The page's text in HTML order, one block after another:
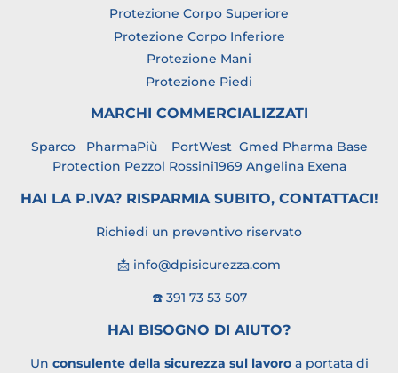
Protezione Corpo Superiore
Protezione Corpo Inferiore
Protezione Mani
Protezione Piedi
MARCHI COMMERCIALIZZATI
SparcoPharmaPiù PortWestGmed Pharma Base
Protection Pezzol Rossini1969 Angelina Exena
HAI LA P.IVA? RISPARMIA SUBITO, CONTATTACI!
Richiedi un preventivo riservato
📩 info@dpisicurezza.com
☎️ 391 73 53 507
HAI BISOGNO DI AIUTO?
Un consulente della sicurezza sul lavoroa portata di